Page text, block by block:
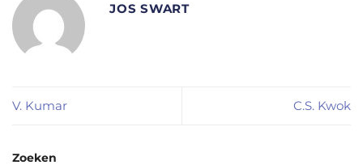
JOS SWART
V. Kumar C.S. Kwok
Zoeken